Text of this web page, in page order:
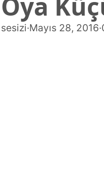
sesizi·Mayıs 28, 2016·